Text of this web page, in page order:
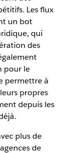
Les flux
un bot
qui
des
pour le
permettre à
propres
depuis les
plus de
de